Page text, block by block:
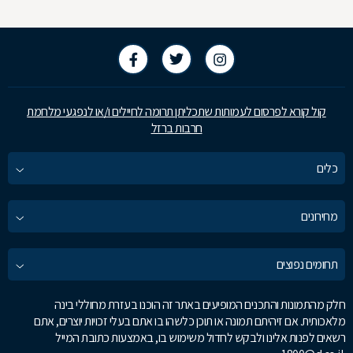
קול קורא לפרסום לעמותות שתכליתן תרומה לחיילים ו/או לנפגעי מלחמת
חרבות ברזל
כלים
מחירונים
תחומים נפוצים
חלק מהתמונות והתכנים המופיעים באתר זה הוכנו בעזרת מחוללי בינה
מלאכותית. אם זיהיתם תמונה או תוכן כלשהו בו אתם בעלי זכויות יוצרים, אתם
רשאים לפנות אלינו ולבקש לחדול משימוש בו, באמצעות כתובת המייל